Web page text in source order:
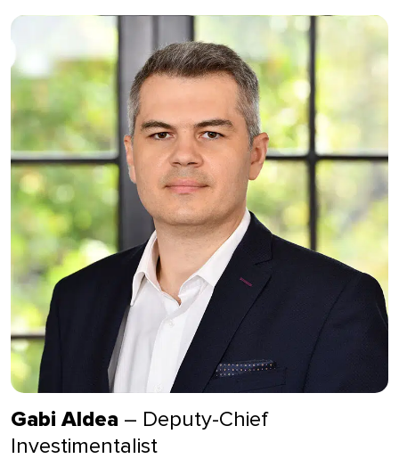
Gabi Aldea – Deputy-Chief
Investimentalist